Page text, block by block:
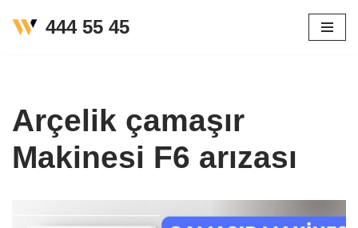
444 55 45
Arçelik çamaşır
Makinesi F6 arızası